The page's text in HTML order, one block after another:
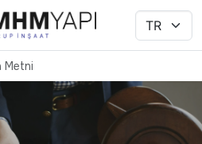
Metni